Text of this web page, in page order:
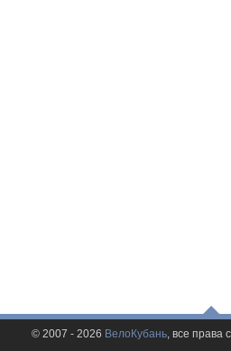
© 2007 - 2026 ВелоКубань, все права